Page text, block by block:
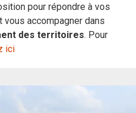
pour répondre à vos
accompagner dans
des territoires. Pour
ici